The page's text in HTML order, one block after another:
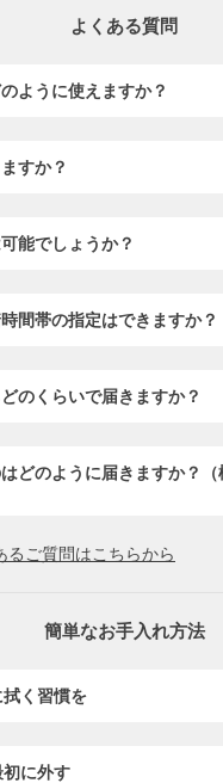
よくある質問
ように使えますか？
すか？
能でしょうか？
間帯の指定はできますか？
のくらいで届きますか？
どのように届きますか？
るご質問はこちらから
簡単なお手入れ方法
く習慣を
に外す